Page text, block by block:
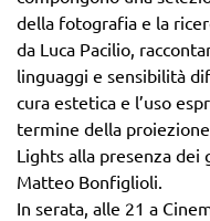
della fotografia e la
da Luca Pacilio,
linguaggi e sensibilità
cura estetica e l’uso
termine della
Lights alla presenza dei
Matteo Bonfiglioli.
In serata, alle 21 a